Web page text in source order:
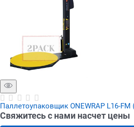
Паллетоупаковщик ONEWRAP L16-
Свяжитесь с нами насчет цены